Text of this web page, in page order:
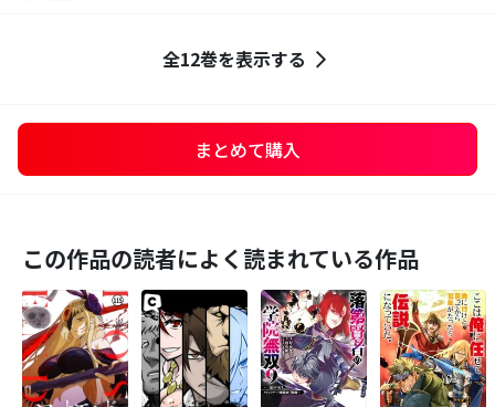
全12巻を表示する
まとめて購入
この作品の読者によく読まれている作品